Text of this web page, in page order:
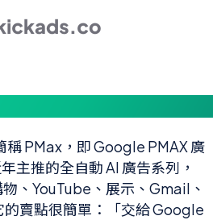
PMax，即 Google PMAX 廣
主推的全自動 AI 廣告系列，
、YouTube、展示、Gmail、
賣點很簡單：「交給 Google